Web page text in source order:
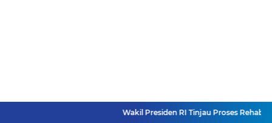
Wakil Presiden RI Tinjau Proses Rehabilitasi